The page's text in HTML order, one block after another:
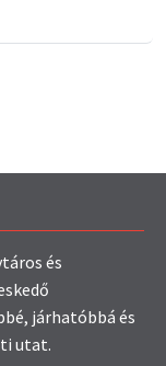
és
járhatóbbá és
utat.